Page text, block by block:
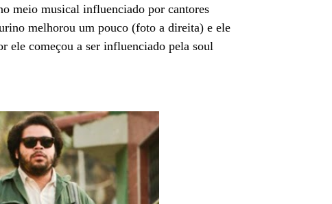
meio musical influenciado por cantores
melhorou um pouco (foto a direita) e ele
ele começou a ser influenciado pela soul